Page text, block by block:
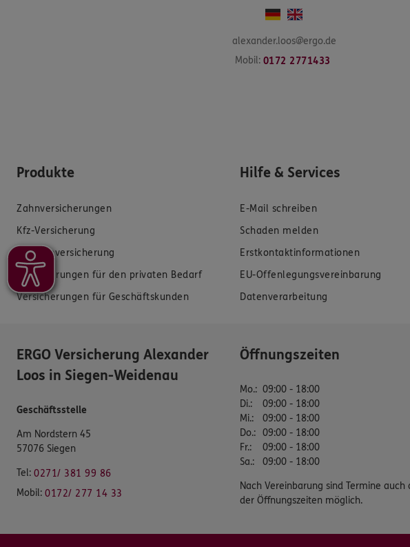
alexander.loos@ergo.de
Mobil: 0172 2771433
Produkte
Zahnversicherungen
Kfz-Versicherung
Krankenversicherung
Versicherungen für den privaten Bedarf
Versicherungen für Geschäftskunden
Hilfe & Services
E-Mail schreiben
Schaden melden
Erstkontaktinformationen
EU-Offenlegungsvereinbarung
Datenverarbeitung
ERGO Versicherung Alexander
Loos in Siegen-Weidenau
Geschäftsstelle
Am Nordstern 45
57076 Siegen
Tel: 0271/ 381 99 86
Mobil: 0172/ 277 14 33
Öffnungszeiten
Mo.: 09:00 - 18:00
Di.:
09:00 - 18:00
Mi.:
09:00 - 18:00
Do.: 09:00 - 18:00
Fr.:
09:00 - 18:00
Sa.: 09:00 - 18:00
Nach Vereinbarung sind Termine auch
der Öffnungszeiten möglich.